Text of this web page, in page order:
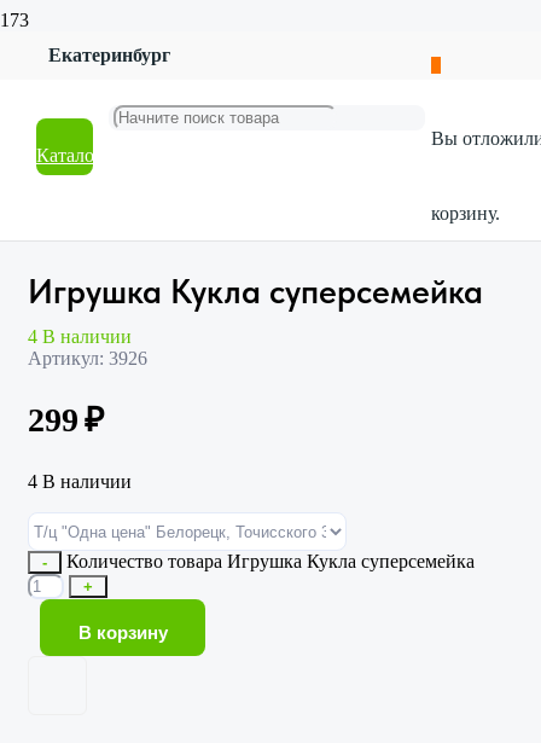
Екатеринбург
Каталог
Вы
корзину.
Товары для детей
Игрушка Кукла суперсемейка
Игрушка Кукла суперсемейка
4 В наличии
Артикул: 3926
299₽
4 В наличии
- Количество товара Игрушка Кукла суперсемейка
+
В корзину